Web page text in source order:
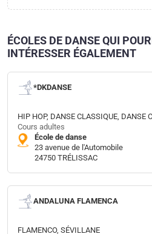
ÉCOLES DE DANSE QUI
INTÉRESSER ÉGALEMENT
*DKDANSE
HIP HOP, DANSE CLASSIQUE, DANSE
Cours adultes
École de danse
23 avenue de l'Automobile
24750 TRÉLISSAC
ANDALUNA FLAMENCA
FLAMENCO, SÉVILLANE